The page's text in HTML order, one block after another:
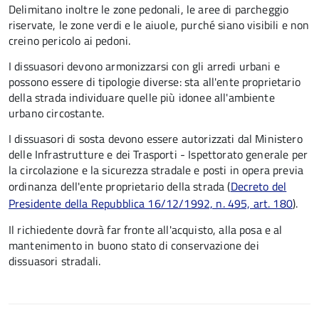
Delimitano inoltre le zone pedonali, le aree di parcheggio
riservate, le zone verdi e le aiuole, purché siano visibili e non
creino pericolo ai pedoni.
I dissuasori devono armonizzarsi con gli arredi urbani e
possono essere di tipologie diverse: sta all'ente proprietario
della strada individuare quelle più idonee all'ambiente
urbano circostante.
I dissuasori di sosta devono essere autorizzati dal Ministero
delle Infrastrutture e dei Trasporti - Ispettorato generale per
la circolazione e la sicurezza stradale e posti in opera previa
ordinanza dell'ente proprietario della strada (Decreto del
Presidente della Repubblica 16/12/1992, n. 495, art. 180).
Il richiedente dovrà far fronte all'acquisto, alla posa e al
mantenimento in buono stato di conservazionedei
dissuasori stradali.